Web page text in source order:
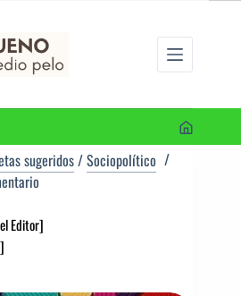
sugeridos/Sociopolítico
Editor]